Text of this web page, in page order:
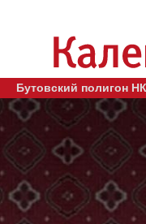
Бутовский полигон